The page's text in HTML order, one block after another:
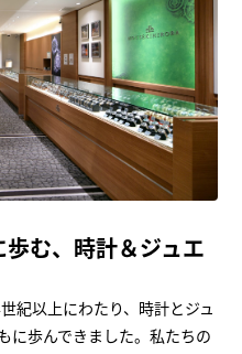
む、時計＆ジュエ
紀以上にわたり、時計とジュ
に歩んできました。私たちの